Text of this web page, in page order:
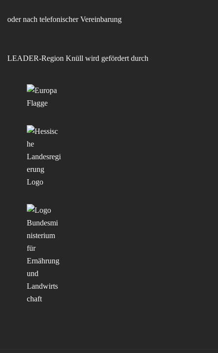
oder nach telefonischer Vereinbarung
LEADER-Region Knüll wird gefördert durch